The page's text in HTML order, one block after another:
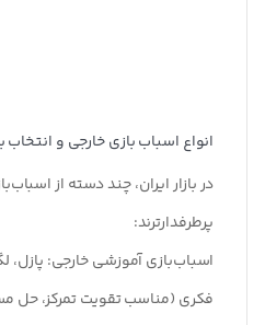
انواع اسباب‌ بازی خارجی و
در بازار ایران، چند دسته از
پرطرفدارترند:
اسباب‌بازی آموزشی خارجی: پازل،
فکری (مناسب تقویت تمرکز، حل